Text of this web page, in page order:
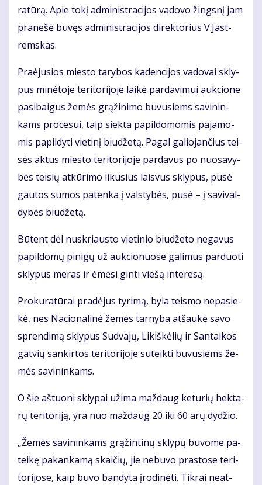
ra­tū­rą. Apie to­kį ad­mi­nist­ra­ci­jos va­do­vo žings­nį jam
pra­ne­šė bu­vęs ad­mi­nist­ra­ci­jos di­rek­to­rius V.Jast­
rems­kas.
Pra­ėju­sios mies­to ta­ry­bos ka­den­ci­jos va­do­vai skly­
pus mi­nė­to­je te­ri­to­ri­jo­je lai­kė par­da­vi­mui auk­cio­ne
pa­si­bai­gus že­mės grą­ži­ni­mo bu­vu­siems sa­vi­nin­
kams pro­ce­sui, taip siek­ta pa­pil­do­mo­mis pa­ja­mo­
mis pa­pil­dy­ti vie­ti­nį biu­dže­tą. Pa­gal ga­lio­jan­čius tei­
sės ak­tus mies­to te­ri­to­ri­jo­je par­da­vus po nuo­sa­vy­
bės tei­sių at­kū­ri­mo li­ku­sius lais­vus skly­pus, pu­sė
gau­tos su­mos pa­ten­ka į vals­ty­bės, pu­sė – į sa­vi­val­
dy­bės biu­dže­tą.
Bū­tent dėl nu­skriaus­to vie­ti­nio biu­dže­to ne­ga­vus
pa­pil­do­mų pi­ni­gų už auk­cio­nuo­se ga­li­mus par­duo­ti
skly­pus me­ras ir ėmė­si gin­ti vie­šą in­te­re­są.
Pro­ku­ra­tū­rai pra­dė­jus ty­ri­mą, by­la teis­mo ne­pa­sie­
kė, nes Na­cio­na­li­nė že­mės tar­ny­ba at­šau­kė sa­vo
spren­di­mą skly­pus Su­dva­jų, Li­kiš­kė­lių ir San­tai­kos
gat­vių san­kir­tos te­ri­to­ri­jo­je su­teik­ti bu­vu­siems že­
mės sa­vi­nin­kams.
O šie aš­tuo­ni skly­pai už­ima maž­daug ke­tu­rių hek­ta­
rų te­ri­to­ri­ją, yra nuo maž­daug 20 iki 60 arų dy­džio.
„Že­mės sa­vi­nin­kams grą­žin­ti­nų skly­pų bu­vo­me pa­
tei­kę pa­kan­ka­mą skai­čių, jie ne­bu­vo pra­sto­se te­ri­
to­ri­jo­se, kaip bu­vo ban­dy­ta įro­di­nė­ti. Tik­rai ne­at­